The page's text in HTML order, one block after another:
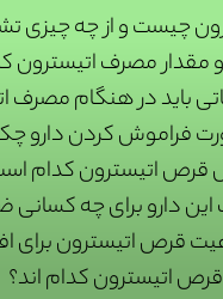
چیست و از چه چیزی
مقدار مصرف اتیسترون
باید در هنگام مصرف
فراموش کردن دارو
قرص اتیسترون کدام
دارو برای چه کسانی
قرص اتیسترون برای
اتیسترون کدام اند؟